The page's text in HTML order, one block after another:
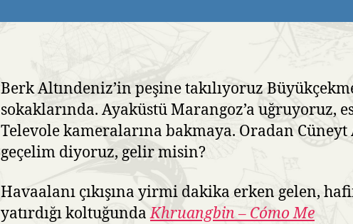
Berk Altındeniz’in peşine takılıyoruz
sokaklarında. Ayaküstü Marangoz’a uğruyoruz,
Televole kameralarına bakmaya. Oradan Cüneyt
geçelim diyoruz, gelir misin?
Havaalanı çıkışına yirmi dakika erken gelen,
yatırdığı koltuğundaKhruangbin – Cómo Me